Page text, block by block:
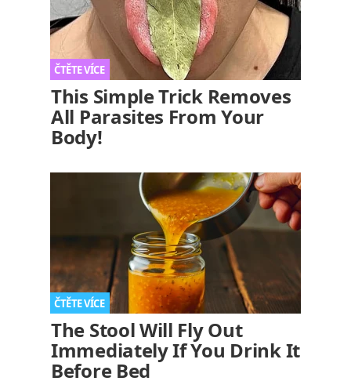
This Simple Trick Removes
All Parasites From Your
Body!
The Stool Will Fly Out
Immediately If You Drink It
Before Bed